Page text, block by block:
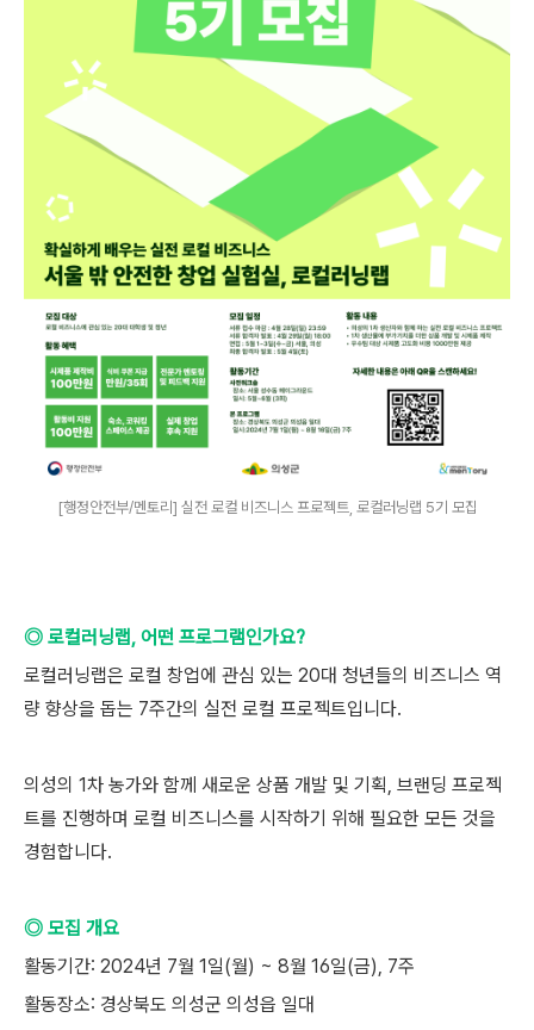
[행정안전부/멘토리] 실전 로컬 비즈니스 프로젝트, 로컬러닝랩 5기 모집
◎ 로컬러닝랩, 어떤 프로그램인가요?
로컬러닝랩은 로컬 창업에 관심 있는 20대 청년들의 비즈니스 역
량 향상을 돕는 7주간의 실전 로컬 프로젝트입니다.
의성의 1차 농가와 함께 새로운 상품 개발 및 기획, 브랜딩 프로젝
트를 진행하며 로컬 비즈니스를 시작하기 위해 필요한 모든 것을
경험합니다.
◎ 모집 개요
활동기간: 2024년 7월 1일(월) ~ 8월 16일(금), 7주
활동장소: 경상북도 의성군 의성읍 일대